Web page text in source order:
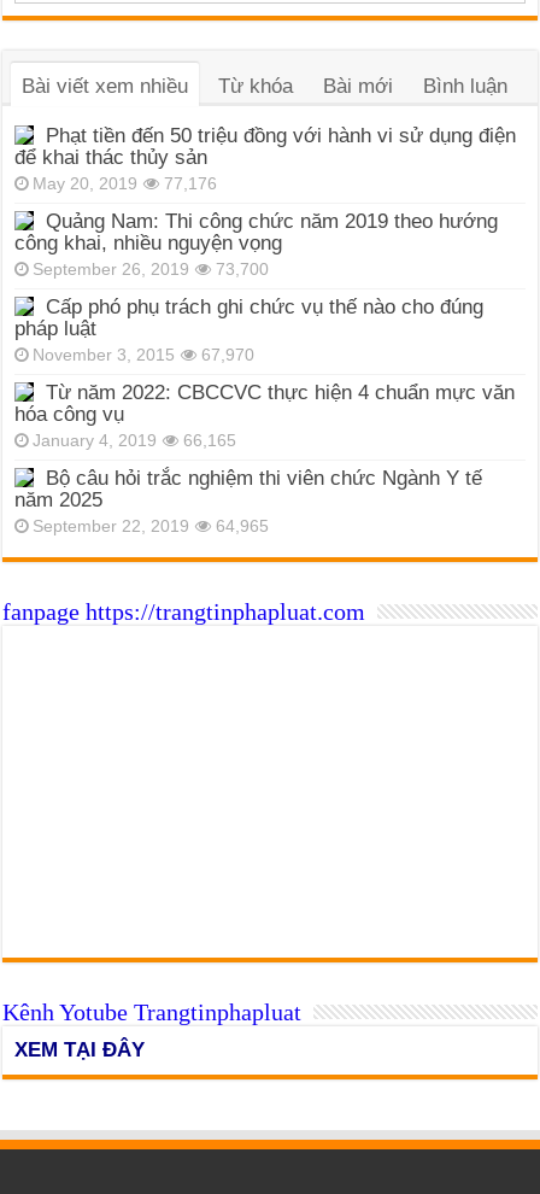
Bài viết xem nhiều Từ khóa Bài mới Bình luận
Phạt tiền đến 50 triệu đồng với hành vi sử dụng điện
để khai thác thủy sản
May 20, 2019 77,176
Quảng Nam: Thi công chức năm 2019 theo hướng
công khai, nhiều nguyện vọng
September 26, 2019 73,700
Cấp phó phụ trách ghi chức vụ thế nào cho đúng
pháp luật
November 3, 2015 67,970
Từ năm 2022: CBCCVC thực hiện 4 chuẩn mực văn
hóa công vụ
January 4, 2019 66,165
Bộ câu hỏi trắc nghiệm thi viên chức Ngành Y tế
năm 2025
September 22, 2019 64,965
fanpage https://trangtinphapluat.com
Kênh Yotube Trangtinphapluat
XEM TẠI ĐÂY